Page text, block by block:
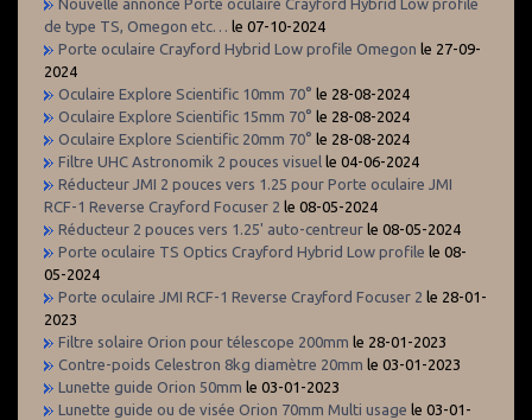
de type TS, Omegon etc…
le 07-10-2024
Porte oculaire Crayford Hybrid Low profile Omegon le 27-09-
2024
Oculaire Explore Scientific 10mm 70° le 28-08-2024
Oculaire Explore Scientific 15mm 70° le 28-08-2024
Oculaire Explore Scientific 20mm 70° le 28-08-2024
Filtre UHC Astronomik 2 pouces visuel le 04-06-2024
Réducteur JMI 2 pouces vers 1.25 pour Porte oculaire JMI
RCF-1 Reverse Crayford Focuser 2 le 08-05-2024
Réducteur 2 pouces vers 1.25' auto-centreur le 08-05-2024
Porte oculaire TS Optics Crayford Hybrid Low profile le 08-
05-2024
Porte oculaire JMI RCF-1 Reverse Crayford Focuser 2 le 28-01-
2023
Filtre solaire Orion pour télescope 200mm le 28-01-2023
Contre-poids Celestron 8kg diamètre 20mm le 03-01-2023
Lunette guide Orion 50mm le 03-01-2023
Lunette guide ou de visée Orion 70mm Multi usage le 03-01-